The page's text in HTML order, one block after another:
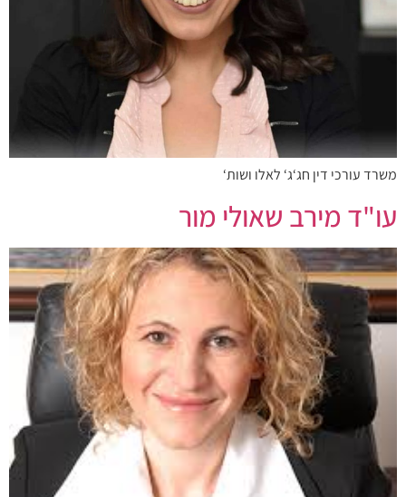
משרד עורכי דין חג‘ג‘ לאלו ושות‘
עו"ד מירב שאולי מור